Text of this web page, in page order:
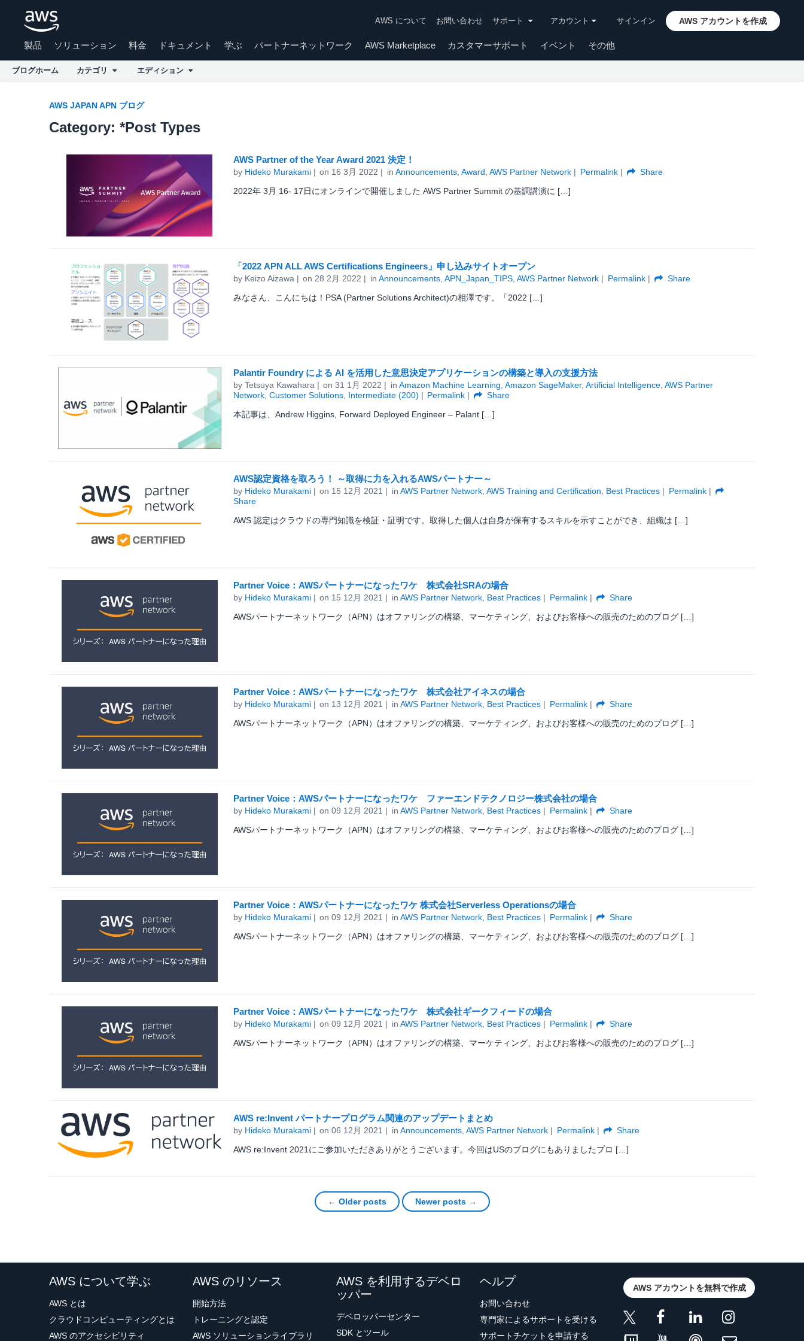
AWS について お問い合わせ サポート アカウント サインイン AWS アカウントを作成
製品 ソリューション 料金 ドキュメント 学ぶ パートナーネットワーク AWS Marketplace カスタマーサポート イベント その他
ブログホーム カテゴリ エディション
AWS JAPAN APN ブログ
Category: *Post Types
AWS Partner of the Year Award 2021 決定！
by Hideko Murakami on 16 3月 2022 inAnnouncements ,Award ,AWS Partner Network Permalink
Share
2022年 3月 16- 17日にオンラインで開催しました AWS Partner Summit の基調講演に […]
「2022 APN ALL AWS Certifications Engineers」申し込みサイトオープン
by Keizo Aizawa on 28 2月 2022 inAnnouncements ,APN_Japan_TIPS ,AWS Partner Network Permalink
Share
みなさん、こんにちは！PSA (Partner Solutions Architect)の相澤です。「2022 […]
Palantir Foundry による AI を活用した意思決定アプリケーションの構築と導入の支援方法
by Tetsuya Kawahara on31 1月 2022 inAmazon Machine Learning ,Amazon SageMaker,Artificial Intelligence ,AWS Partner
Network, Customer Solutions, Intermediate (200) Permalink
Share
本記事は、Andrew Higgins, Forward Deployed Engineer – Palant […]
AWS認定資格を取ろう！ ～取得に力を入れるAWSパートナー～
by Hideko Murakami on 15 12月 2021 inAWS Partner Network,AWS Training and Certification, Best Practices
Permalink
Share
AWS 認定はクラウドの専門知識を検証・証明です。取得した個人は自身が保有するスキルを示すことができ、組織は […]
Partner Voice：AWSパートナーになったワケ 株式会社SRAの場合
by Hideko Murakami on 15 12月 2021 inAWS Partner Network, Best Practices Permalink
Share
AWSパートナーネットワーク（APN）はオファリングの構築、マーケティング、およびお客様への販売のためのプログ […]
Partner Voice：AWSパートナーになったワケ 株式会社アイネスの場合
by Hideko Murakami on 13 12月 2021 inAWS Partner Network, Best Practices Permalink
Share
AWSパートナーネットワーク（APN）はオファリングの構築、マーケティング、およびお客様への販売のためのプログ […]
Partner Voice：AWSパートナーになったワケ ファーエンドテクノロジー株式会社の場合
by Hideko Murakami on09 12月 2021 inAWS Partner Network, Best Practices Permalink
Share
AWSパートナーネットワーク（APN）はオファリングの構築、マーケティング、およびお客様への販売のためのプログ […]
Partner Voice：AWSパートナーになったワケ 株式会社Serverless Operationsの場合
by Hideko Murakami on09 12月 2021 inAWS Partner Network, Best Practices Permalink
Share
AWSパートナーネットワーク（APN）はオファリングの構築、マーケティング、およびお客様への販売のためのプログ […]
Partner Voice：AWSパートナーになったワケ 株式会社ギークフィードの場合
by Hideko Murakami on09 12月 2021 inAWS Partner Network, Best Practices Permalink
Share
AWSパートナーネットワーク（APN）はオファリングの構築、マーケティング、およびお客様への販売のためのプログ […]
AWS re:Invent パートナープログラム関連のアップデートまとめ
by Hideko Murakami on06 12月 2021 inAnnouncements,AWS Partner Network Permalink
Share
AWS re:Invent 2021にご参加いただきありがとうございます。今回はUSのブログにもありましたプロ […]
← Older posts Newer posts →
AWS について学ぶ
AWS とは
クラウドコンピューティングとは
AWS のアクセシビリティ
AWS のリソース
開始方法
トレーニングと認定
AWS ソリューションライブラリ
AWS を利用するデベロ
ッパー
デベロッパーセンター
SDK とツール
ヘルプ
お問い合わせ
専門家によるサポートを受ける
サポートチケットを申請する
AWS アカウントを無料で作成